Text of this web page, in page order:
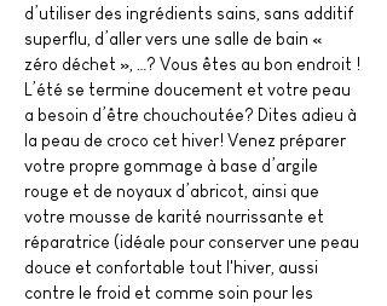
d’utiliser des ingrédients sains, sans additif
superflu, d’aller vers une salle de bain «
zéro déchet », …? Vous êtes au bon endroit !
L’été se termine doucement et votre peau
a besoin d’être chouchoutée? Dites adieu à
la peau de croco cet hiver! Venez préparer
votre propre gommage à base d’argile
rouge et de noyaux d’abricot, ainsi que
votre mousse de karité nourrissante et
réparatrice (idéale pour conserver une peau
douce et confortable tout l'hiver, aussi
contre le froid et comme soin pour les